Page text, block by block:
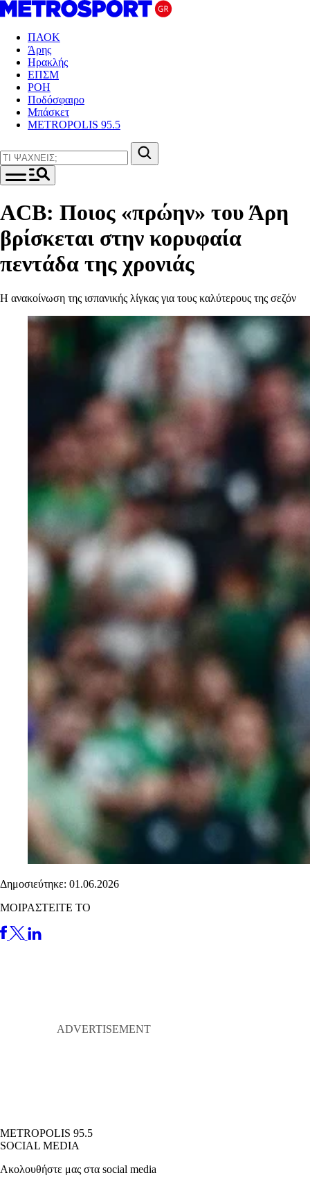
ΠΑΟΚ
Άρης
Ηρακλής
ΕΠΣΜ
ΡΟΗ
Ποδόσφαιρο
Μπάσκετ
METROPOLIS 95.5
ACB: Ποιος «πρώην» του Άρη
βρίσκεται στην κορυφαία
πεντάδα της χρονιάς
Η ανακοίνωση της ισπανικής λίγκας για τους καλύτερους της σεζόν
Δημοσιεύτηκε: 01.06.2026
ΜΟΙΡΑΣΤΕΙΤΕ ΤΟ
METROPOLIS 95.5
SOCIAL MEDIA
Ακολουθήστε μας στα social media